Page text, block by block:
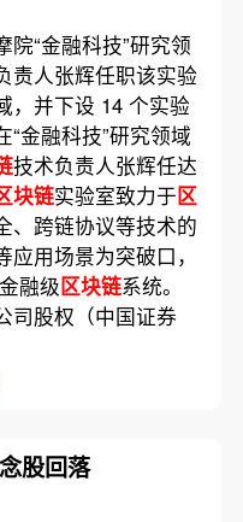
“金融科技”研究领
责人张辉任职该实验
并下设 14 个实验
“金融科技”研究领域
技术负责人张辉任达
块链实验室致力于区
、跨链协议等技术的
用场景为突破口，
融级区块链系统。
司股权（中国证券
股回落